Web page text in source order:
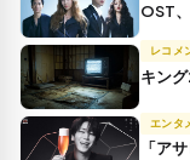
OST
レコメ
キン
エンタ
「ア